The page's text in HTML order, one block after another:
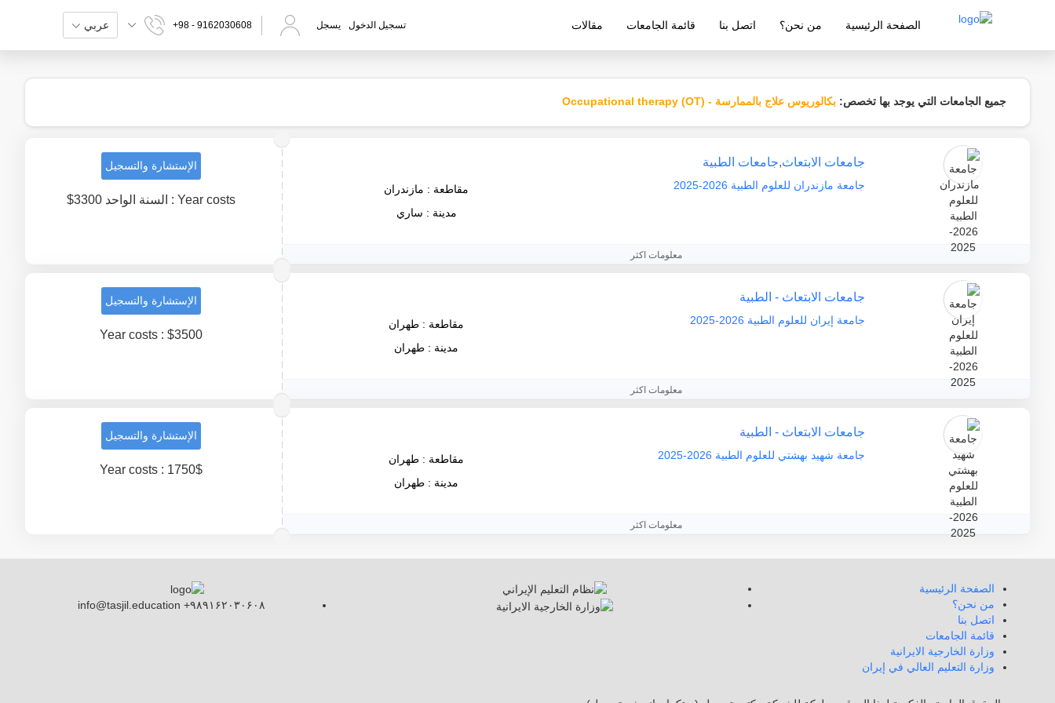
شركة معتمدة من قبل وزارة التربية والتعليم الإيرانية
الصفحة الرئيسية من نحن؟ اتصل بنا قائمة الجامعات مقالات تسجيل الدخول يسجل +98 - 9162030608 عربي
جميع الجامعات التي يوجد بها تخصص: بكالوريوس علاج بالممارسة - Occupational therapy (OT)
جامعات الابتعاث,جامعات الطبية
جامعة مازندران للعلوم الطبية 2026-2025
مقاطعة : مازندران
مدينة : ساري
معلومات اكثر
الإستشارة والتسجيل
Year costs : السنة الواحد 3300$
جامعات الابتعاث - الطبية
جامعة إيران للعلوم الطبية 2026-2025
مقاطعة : طهران
مدينة : طهران
معلومات اكثر
الإستشارة والتسجيل
Year costs : $3500
جامعات الابتعاث - الطبية
جامعة شهيد بهشتي للعلوم الطبية 2026-2025
مقاطعة : طهران
مدينة : طهران
معلومات اكثر
الإستشارة والتسجيل
Year costs : 1750$
الصفحة الرئيسية
من نحن؟
اتصل بنا
قائمة الجامعات
وزارة الخارجية الايرانية
وزارة التعليم العالي في إيران
info@tasjil.education +۹۸۹۱۶۲۰۳۰۶۰۸